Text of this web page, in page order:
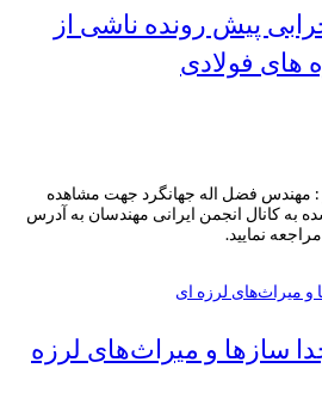
شماره ۶ : خرابی پیش رونده ناشی از
فولادی
دبیر سمینار : مهندس فضل اله جهانگرد جهت مشاهده
به کانال انجمن ایرانی مهندسان به آدرس
شماره ۵ : جدا سازها و میراث‌های لرزه